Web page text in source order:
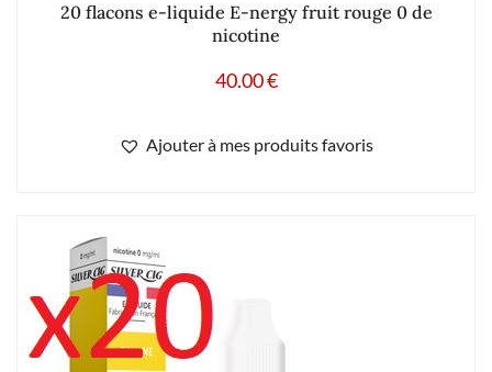
20 flacons e-liquide E-nergy fruit rouge 0 de
nicotine
40.00€
Ajouter à mes produits favoris